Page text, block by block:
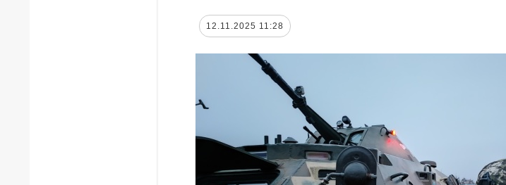
12.11.2025 11:28